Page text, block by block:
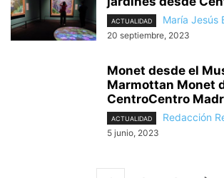
ACTUALIDAD María Jesús
20 septiembre, 2023
Monet desde el
Marmottan Monet
CentroCentro
ACTUALIDAD Redacción
5 junio, 2023